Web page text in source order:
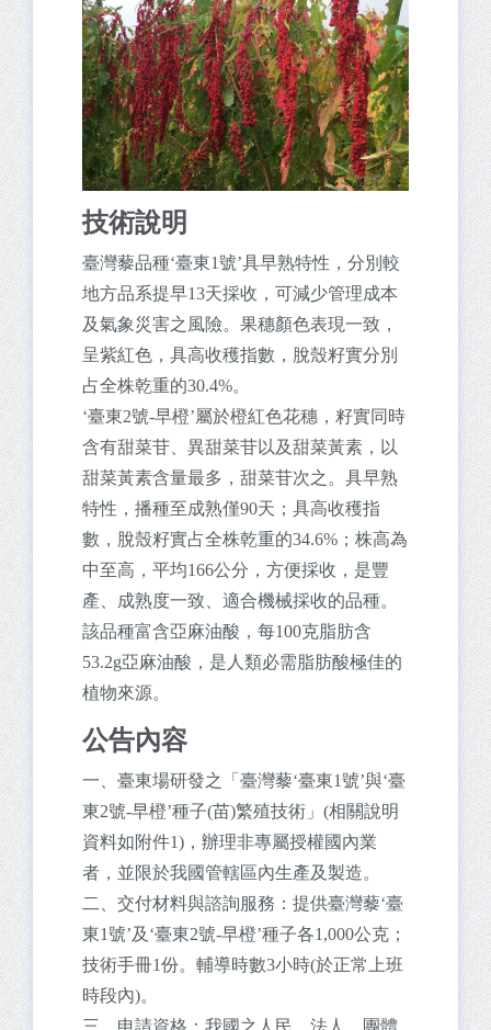
技術說明
臺灣藜品種‘臺東1號’具早熟特性，分別較
地方品系提早13天採收，可減少管理成本
及氣象災害之風險。果穗顏色表現一致，
呈紫紅色，具高收穫指數，脫殼籽實分別
占全株乾重的30.4%。
‘臺東2號-早橙’屬於橙紅色花穗，籽實同時
含有甜菜苷、異甜菜苷以及甜菜黃素，以
甜菜黃素含量最多，甜菜苷次之。具早熟
特性，播種至成熟僅90天；具高收穫指
數，脫殼籽實占全株乾重的34.6%；株高為
中至高，平均166公分，方便採收，是豐
產、成熟度一致、適合機械採收的品種。
該品種富含亞麻油酸，每100克脂肪含
53.2g亞麻油酸，是人類必需脂肪酸極佳的
植物來源。
公告內容
一、臺東場研發之「臺灣藜‘臺東1號’與‘臺
東2號-早橙’種子(苗)繁殖技術」(相關說明
資料如附件1)，辦理非專屬授權國內業
者，並限於我國管轄區內生產及製造。
二、交付材料與諮詢服務：提供臺灣藜‘臺
東1號’及‘臺東2號-早橙’種子各1,000公克；
技術手冊1份。輔導時數3小時(於正常上班
時段內)。
三、申請資格：我國之人民、法人、團體